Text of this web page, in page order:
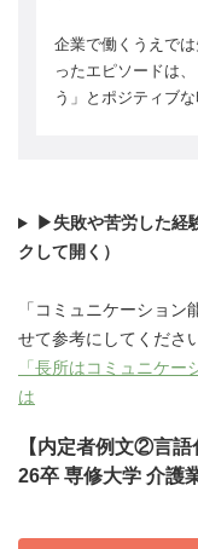
企業で働くうえで
ったエピソードは
う」とポジティブ
▶失敗や苦労した経
クして開く）
「コミュニケーショ
せて参考にしてくださ
「長所はコミュニケ
は
【内定者例文②言語
26卒 専修大学 介護